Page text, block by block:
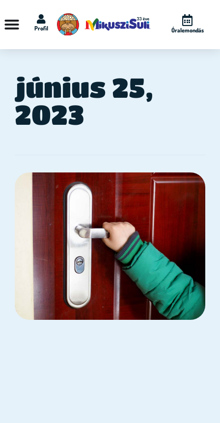
Profil Óralemondás
június 25,
2023